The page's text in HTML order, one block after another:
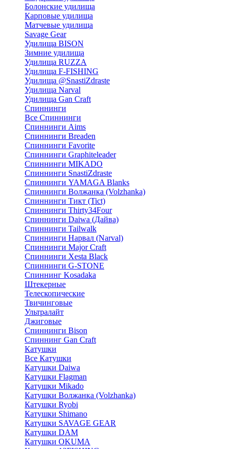
Болонские удилища
Карповые удилища
Матчевые удилища
Savage Gear
Удилища BISON
Зимние удилища
Удилища RUZZA
Удилища F-FISHING
Удилища @SnastiZdraste
Удилища Narval
Удилища Gan Craft
Спиннинги
Все Спиннинги
Спиннинги Aims
Спиннинги Breaden
Спиннинги Favorite
Спиннинги Graphiteleader
Спиннинги MIKADO
Спиннинги SnastiZdraste
Спиннинги YAMAGA Blanks
Спиннинги Волжанка (Volzhanka)
Спиннинги Тикт (Tict)
Спиннинги Thirty34Four
Спиннинги Daiwa (Дайва)
Спиннинги Tailwalk
Спиннинги Нарвал (Narval)
Спиннинги Major Craft
Спиннинги Xesta Black
Спиннинги G-STONE
Спиннинг Kosadaka
Штекерные
Телескопические
Твичинговые
Ультралайт
Джиговые
Спиннинги Bison
Спиннинг Gan Craft
Катушки
Все Катушки
Катушки Daiwa
Катушки Flagman
Катушки Mikado
Катушки Волжанка (Volzhanka)
Катушки Ryobi
Катушки Shimano
Катушки SAVAGE GEAR
Катушки DAM
Катушки OKUMA